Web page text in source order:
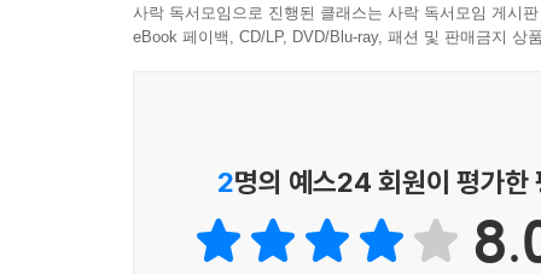
사락 독서모임으로 진행된 클래스는 사락 독서모임 게시
eBook 페이백, CD/LP, DVD/Blu-ray, 패션 및 판매금지 상
2명의 예스24 회원이 평가한